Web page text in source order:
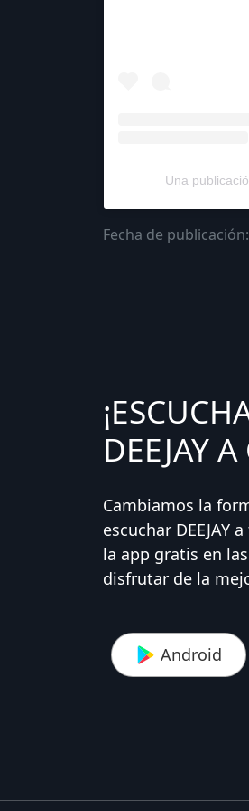
Una
Fecha de
DEEJAY
Cambiamos la
escuchar DEEJAY
la app gratis en
disfrutar de la
Android